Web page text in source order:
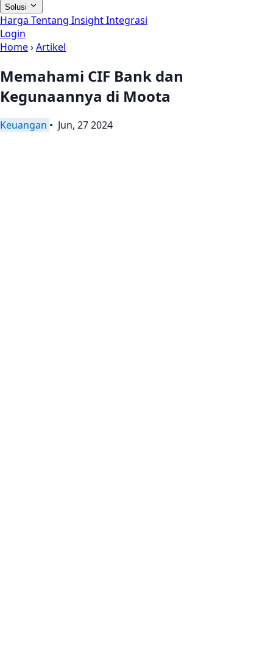
Solusi
Harga Tentang InsightIntegrasi
Login
Home›Artikel
Memahami CIF Bank dan
Kegunaannya di Moota
Keuangan • Jun, 27 2024